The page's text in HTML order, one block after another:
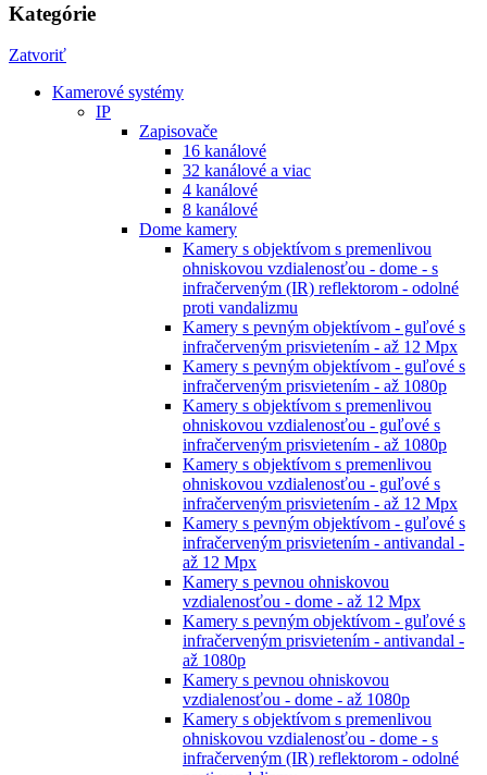
Kategórie
Zatvoriť
Kamerové systémy
IP
Zapisovače
16 kanálové
32 kanálové a viac
4 kanálové
8 kanálové
Dome kamery
Kamery s objektívom s premenlivou
ohniskovou vzdialenosťou - dome - s
infračerveným (IR) reflektorom - odolné
proti vandalizmu
Kamery s pevným objektívom - guľové s
infračerveným prisvietením - až 12 Mpx
Kamery s pevným objektívom - guľové s
infračerveným prisvietením - až 1080p
Kamery s objektívom s premenlivou
ohniskovou vzdialenosťou - guľové s
infračerveným prisvietením - až 1080p
Kamery s objektívom s premenlivou
ohniskovou vzdialenosťou - guľové s
infračerveným prisvietením - až 12 Mpx
Kamery s pevným objektívom - guľové s
infračerveným prisvietením - antivandal -
až 12 Mpx
Kamery s pevnou ohniskovou
vzdialenosťou - dome - až 12 Mpx
Kamery s pevným objektívom - guľové s
infračerveným prisvietením - antivandal -
až 1080p
Kamery s pevnou ohniskovou
vzdialenosťou - dome - až 1080p
Kamery s objektívom s premenlivou
ohniskovou vzdialenosťou - dome - s
infračerveným (IR) reflektorom - odolné